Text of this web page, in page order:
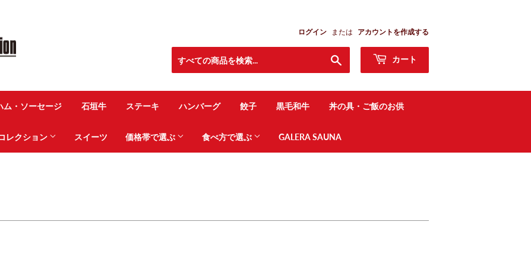
ログイン または アカウントを作成する
索
カート
ム・ソーセージ 石垣牛 ステーキ ハンバーグ 餃子 黒毛和牛 丼の具・ご飯のお供
レクション スイーツ 価格帯で選ぶ 食べ方で選ぶ GALERA SAUNA